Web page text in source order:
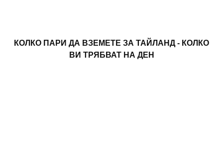
КОЛКО ПАРИ ДА ВЗЕМЕТЕ ЗА ТАЙЛАНД - КОЛКО
ВИ ТРЯБВАТ НА ДЕН